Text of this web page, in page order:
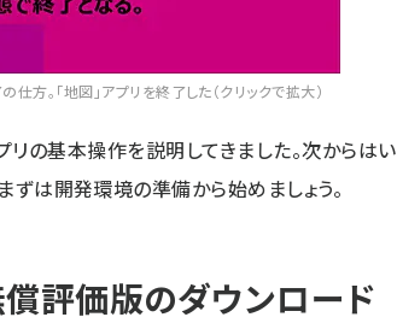
。「地図」アプリを終了した（クリックで拡大）
の基本操作を説明してきました。次からはい
ずは開発環境の準備から始めましょう。
評価版のダウンロード